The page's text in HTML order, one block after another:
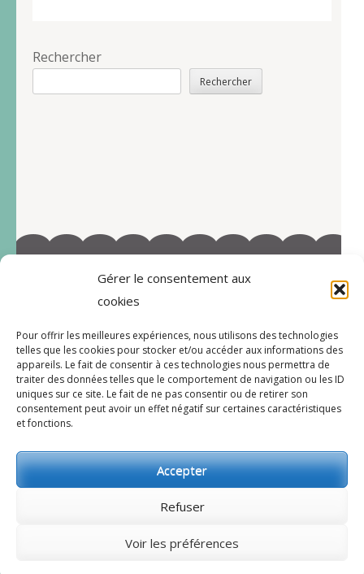
Gérer le consentement aux
cookies
Pour offrir les meilleures expériences, nous utilisons des technologies
telles que les cookies pour stocker et/ou accéder aux informations des
appareils. Le fait de consentir à ces technologies nous permettra de
traiter des données telles que le comportement de navigation ou les ID
uniques sur ce site. Le fait de ne pas consentir ou de retirer son
consentement peut avoir un effet négatif sur certaines caractéristiques
et fonctions.
Accepter
Refuser
Voir les préférences
Rechercher
Rechercher
©2022-Tous droits réservés à Marie-Blandine Sallé
112719597996038/
CGV
l’atelier de MB.Bakes and Cakes |
Rara Theme